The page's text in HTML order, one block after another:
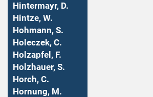
Hintermayr, D.
Hintze, W.
Hohmann, S.
Holeczek, C.
Holzapfel, F.
Holzhauer, S.
Horch, C.
Hornung, M.